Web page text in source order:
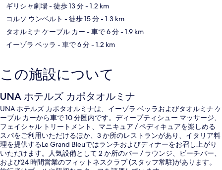
ギリシャ劇場- 徒歩 13 分- 1.2 km
コルソ ウンベルト - 徒歩 15 分- 1.3 km
タオルミナ ケーブル カー - 車で 6 分- 1.9 km
イーゾラ ベッラ - 車で 6 分- 1.2 km
この施設について
UNA ホテルズ カポタオルミナ
UNA ホテルズ カポタオルミナは、イーゾラ ベッラおよびタオルミナ ケ
ーブル カーから車で 10 分圏内です。ディープティシュー マッサージ、
フェイシャル トリートメント、マニキュア / ペディキュアを楽しめる
スパをご利用いただけるほか、3 か所のレストランがあり、イタリア料
理を提供するLe Grand Bleuではランチおよびディナーをお召し上がり
いただけます。人気設備として 2 か所のバー / ラウンジ、ビーチバー、
および24 時間営業のフィットネスクラブ (スタッフ常駐)があります。